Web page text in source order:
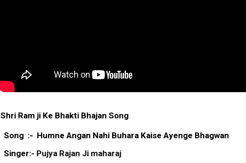
Shri Ram ji Ke Bhakti Bhajan Song
Song :- Humne Angan Nahi Buhara Kaise Ayenge Bhagwan
Singer:- Pujya Rajan Ji maharaj